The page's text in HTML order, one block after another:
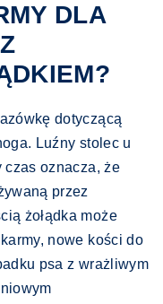
DLA
dotyczącą
Luźny stolec u
czas oznacza, że
przez
żołądka może
nowe kości do
psa z wrażliwym